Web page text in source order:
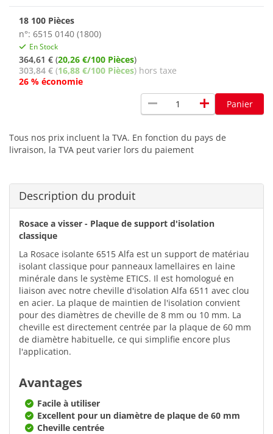
18 100 Pièces
n°: 6515 0140 (1800)
En Stock
364,61 € (20,26 €/100 Pièces)
303,84 € (16,88 €/100 Pièces) hors taxe
26 % économie
remove add Panier
Tous nos prix incluent la TVA. En fonction du pays de
livraison, la TVA peut varier lors du paiement
Description du produit
Rosace a visser - Plaque de support d'isolation
classique
La Rosace isolante 6515 Alfa est un support de matériau
isolant classique pour panneaux lamellaires en laine
minérale dans le système ETICS. Il est homologué en
liaison avec notre cheville d'isolation Alfa 6511 avec clou
en acier. La plaque de maintien de l'isolation convient
pour des diamètres de cheville de 8 mm ou 10 mm. La
cheville est directement centrée par la plaque de 60 mm
de diamètre habituelle, ce qui simplifie encore plus
l'application.
Avantages
Facile à utiliser
Excellent pour un diamètre de plaque de 60 mm
Cheville centrée